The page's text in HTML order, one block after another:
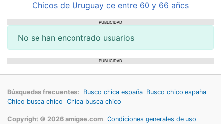
Chicos de Uruguay de entre 60 y 66 años
PUBLICIDAD
No se han encontrado usuarios
PUBLICIDAD
Búsquedas frecuentes: Busco chica españa Busco chico españa
Chico busca chico Chica busca chico
Copyright © 2026 amigae.com Condiciones generales de uso